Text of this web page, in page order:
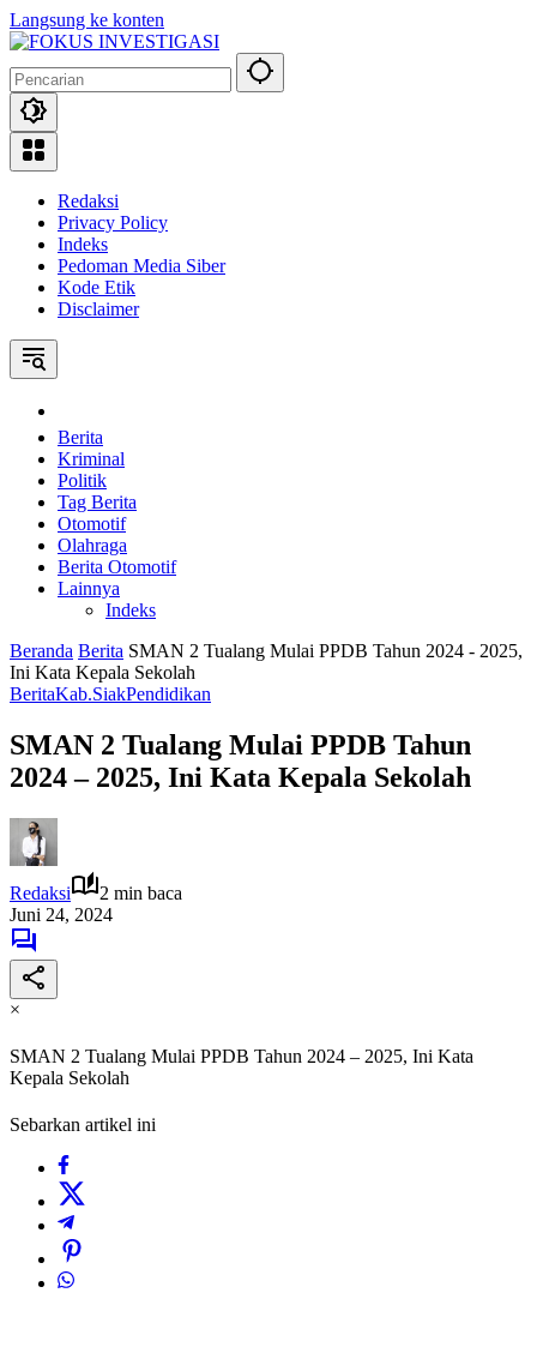
Langsung ke konten
Redaksi
Privacy Policy
Indeks
Pedoman Media Siber
Kode Etik
Disclaimer
Berita
Kriminal
Politik
Tag Berita
Otomotif
Olahraga
Berita Otomotif
Lainnya
Indeks
Beranda Berita SMAN 2 Tualang Mulai PPDB Tahun 2024 - 2025,
Ini Kata Kepala Sekolah
BeritaKab.SiakPendidikan
SMAN 2 Tualang Mulai PPDB Tahun
2024 – 2025, Ini Kata Kepala Sekolah
Redaksi
2 min baca
Juni 24, 2024
×
SMAN 2 Tualang Mulai PPDB Tahun 2024 – 2025, Ini Kata
Kepala Sekolah
Sebarkan artikel ini